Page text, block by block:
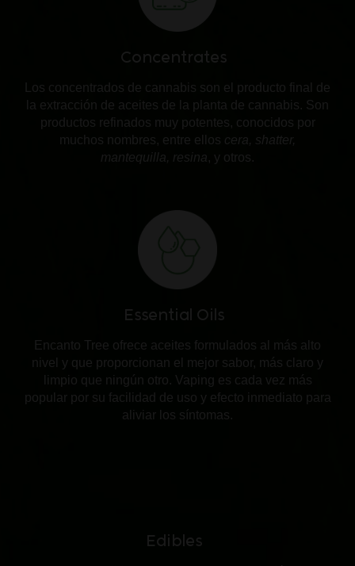
Concentrates
Los concentrados de cannabis son el producto final de
la extracción de aceites de la planta de cannabis. Son
productos refinados muy potentes, conocidos por
muchos nombres, entre ellos cera, shatter,
mantequilla, resina, y otros.
Essential Oils
Encanto Tree ofrece aceites formulados al más alto
nivel y que proporcionan el mejor sabor, más claro y
limpio que ningún otro. Vaping es cada vez más
popular por su facilidad de uso y efecto inmediato para
aliviar los síntomas.
Edibles